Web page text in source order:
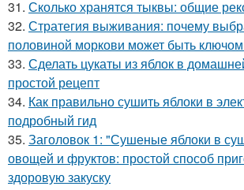
31. Сколько хранятся тыквы: общие
32. Стратегия выживания: почему
половиной моркови может быть ключом
33. Сделать цукаты из яблок в
простой рецепт
34. Как правильно сушить яблоки в
подробный гид
35. Заголовок 1: "Сушеные яблоки в
овощей и фруктов: простой способ
здоровую закуску